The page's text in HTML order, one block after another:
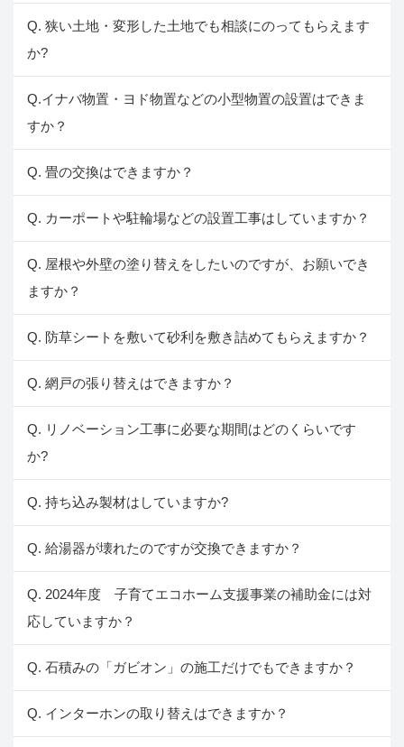
Q. 狭い土地・変形した土地でも相談にのってもらえます
か?
Q.イナバ物置・ヨド物置などの小型物置の設置はできま
すか？
Q. 畳の交換はできますか？
Q. カーポートや駐輪場などの設置工事はしていますか？
Q. 屋根や外壁の塗り替えをしたいのですが、お願いでき
ますか？
Q. 防草シートを敷いて砂利を敷き詰めてもらえますか？
Q. 網戸の張り替えはできますか？
Q. リノベーション工事に必要な期間はどのくらいです
か?
Q. 持ち込み製材はしていますか?
Q. 給湯器が壊れたのですが交換できますか？
Q. 2024年度 子育てエコホーム支援事業の補助金には対
応していますか？
Q. 石積みの「ガビオン」の施工だけでもできますか？
Q. インターホンの取り替えはできますか？